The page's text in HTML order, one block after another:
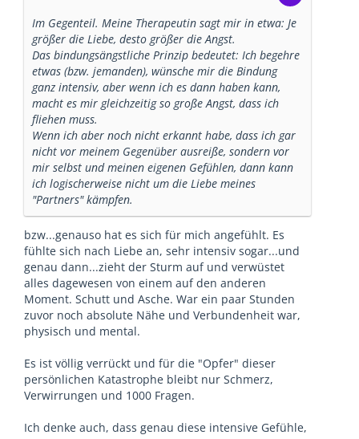
Im Gegenteil. Meine Therapeutin sagt mir in etwa: Je
größer die Liebe, desto größer die Angst.
Das bindungsängstliche Prinzip bedeutet: Ich begehre
etwas (bzw. jemanden), wünsche mir die Bindung
ganz intensiv, aber wenn ich es dann haben kann,
macht es mir gleichzeitig so große Angst, dass ich
fliehen muss.
Wenn ich aber noch nicht erkannt habe, dass ich gar
nicht vor meinem Gegenüber ausreiße, sondern vor
mir selbst und meinen eigenen Gefühlen, dann kann
ich logischerweise nicht um die Liebe meines
"Partners" kämpfen.
bzw...genauso hat es sich für mich angefühlt. Es
fühlte sich nach Liebe an, sehr intensiv sogar...und
genau dann...zieht der Sturm auf und verwüstet
alles dagewesen von einem auf den anderen
Moment. Schutt und Asche. War ein paar Stunden
zuvor noch absolute Nähe und Verbundenheit war,
physisch und mental.
Es ist völlig verrückt und für die "Opfer" dieser
persönlichen Katastrophe bleibt nur Schmerz,
Verwirrungen und 1000 Fragen.
Ich denke auch, dass genau diese intensive Gefühle,